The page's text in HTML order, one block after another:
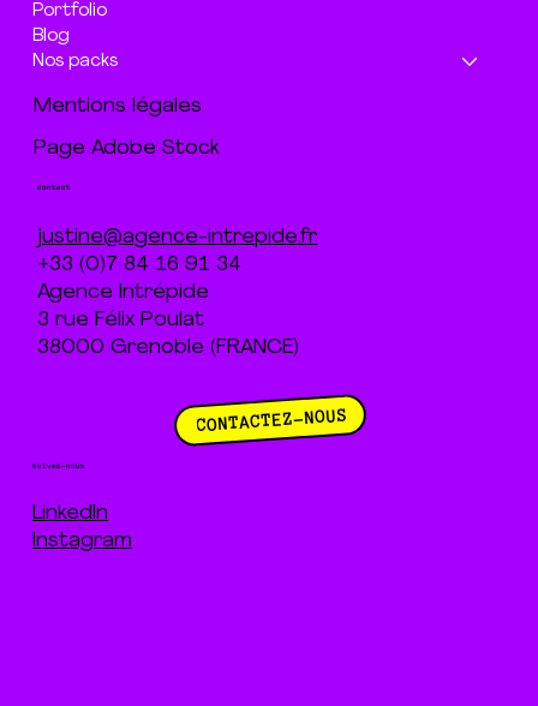
Portfolio
Blog
Nos packs
Mentions légales
Page Adobe Stock
suivez-nous
LinkedIn
Instagram
contact
justine@agence-intrepide.fr
+33 (0)7 84 16 91 34
Agence Intrépide
3 rue Félix Poulat
38000 Grenoble (FRANCE)
CONTACTEZ-NOUS